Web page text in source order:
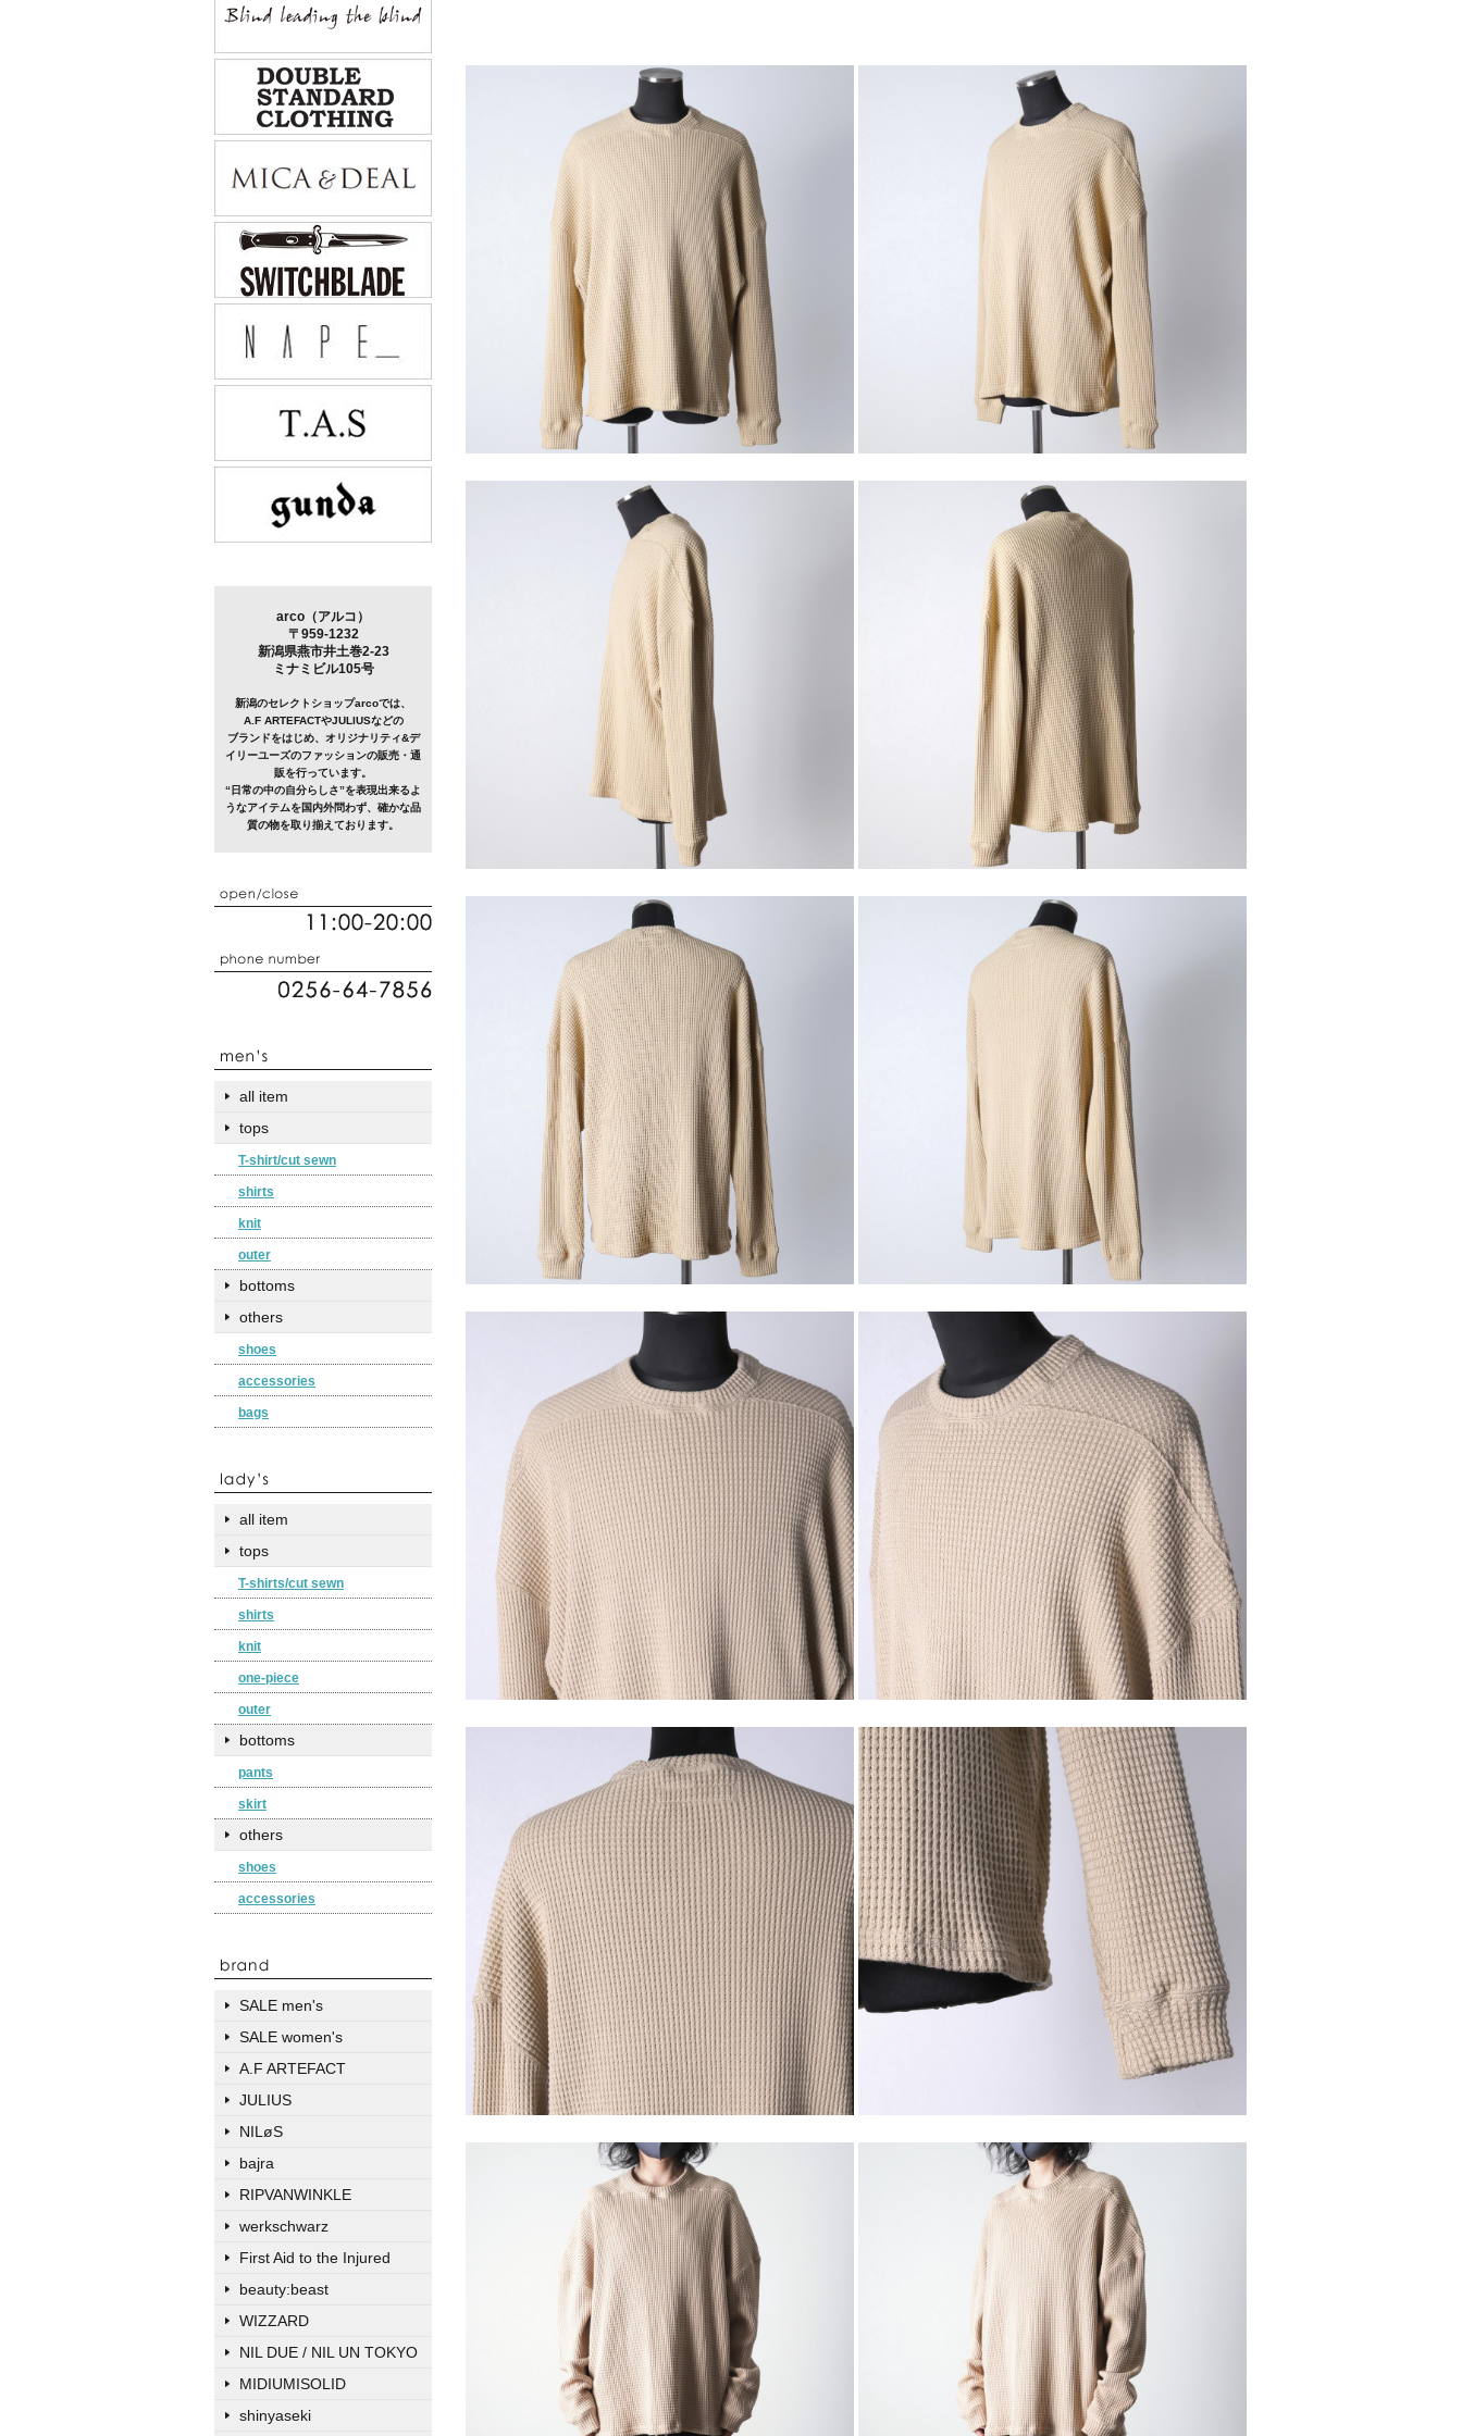
arco（アルコ）
〒959-1232
新潟県燕市井土巻2-23
ミナミビル105号
新潟のセレクトショップarcoでは、
A.F ARTEFACTやJULIUSなどの
ブランドをはじめ、オリジナリティ&デ
イリーユーズのファッションの販売・通
販を行っています。
“日常の中の自分らしさ”を表現出来るよ
うなアイテムを国内外問わず、確かな品
質の物を取り揃えております。
all item
tops
T-shirt/cut sewn
shirts
knit
outer
bottoms
others
shoes
accessories
bags
all item
tops
T-shirts/cut sewn
shirts
knit
one-piece
outer
bottoms
pants
skirt
others
shoes
accessories
SALE men's
SALE women's
A.F ARTEFACT
JULIUS
NILøS
bajra
RIPVANWINKLE
werkschwarz
First Aid to the Injured
beauty:beast
WIZZARD
NIL DUE / NIL UN TOKYO
MIDIUMISOLID
shinyaseki